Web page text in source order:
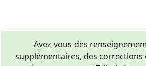
Avez-vous des
supplémentaires, des corrections